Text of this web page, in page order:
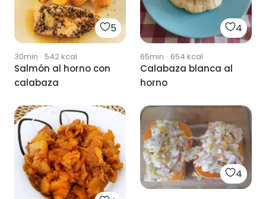
5
30min · 542kcal
Salmón al horno con
calabaza
4
65min · 654 kcal
Calabaza blanca al
horno
4